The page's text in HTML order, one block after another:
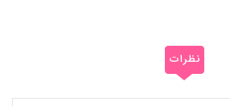
نظرات